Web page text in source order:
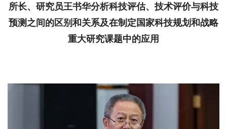
所长、研究员王书华分析科技评估、技术评价与科技
预测之间的区别和关系及在制定国家科技规划和战略
重大研究课题中的应用